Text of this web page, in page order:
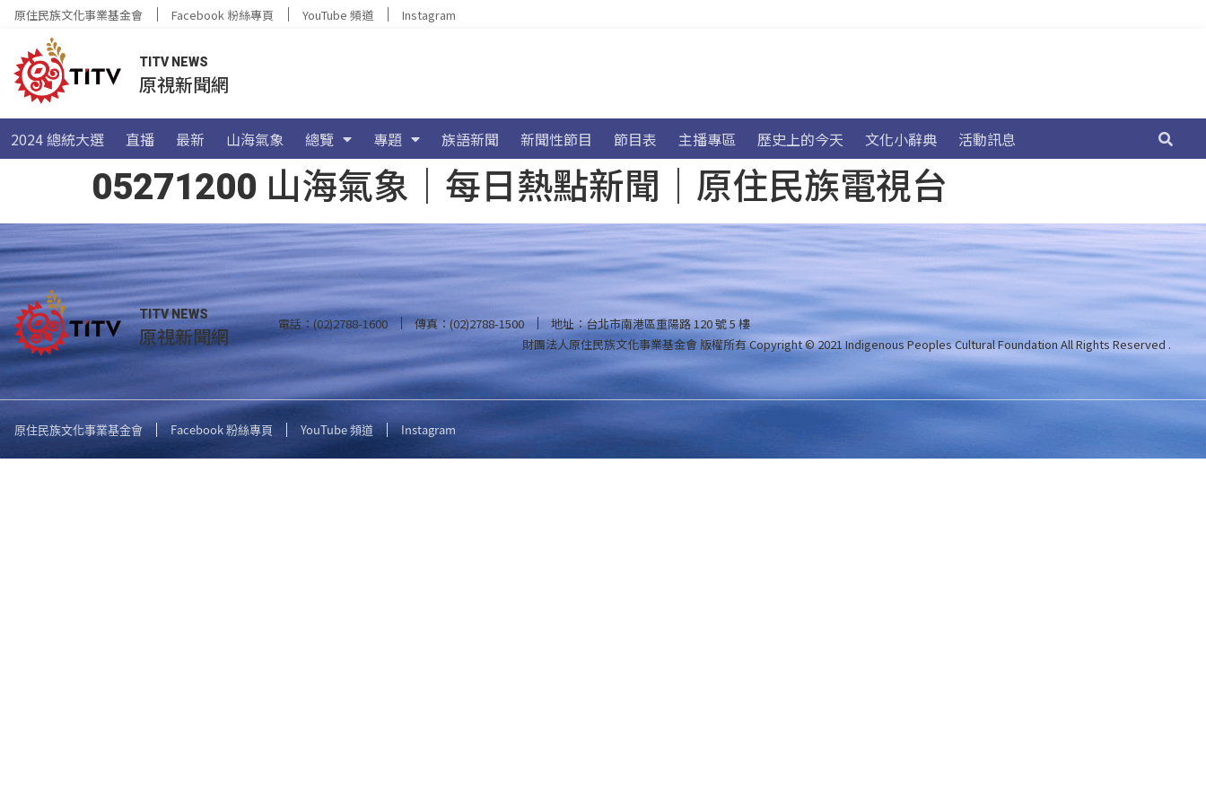
原住民族文化事業基金會 Facebook 粉絲專頁 YouTube 頻道 Instagram
TITV NEWS
原視新聞網
2024 總統大選 直播 最新 山海氣象 總覽 專題 族語新聞 新聞性節目 節目表 主播專區 歷史上的今天 文化小辭典 活動訊息
05271200 山海氣象｜每日熱點新聞｜原住民族電視台
TITV NEWS
原視新聞網 電話：(02)2788-1600 傳真：(02)2788-1500
地址：台北市南港區重陽路 120 號 5 樓
財團法人原住民族文化事業基金會 版權所有Copyright © 2021 Indigenous Peoples Cultural Foundation All Rights Reserved .
原住民族文化事業基金會 Facebook 粉絲專頁 YouTube 頻道 Instagram